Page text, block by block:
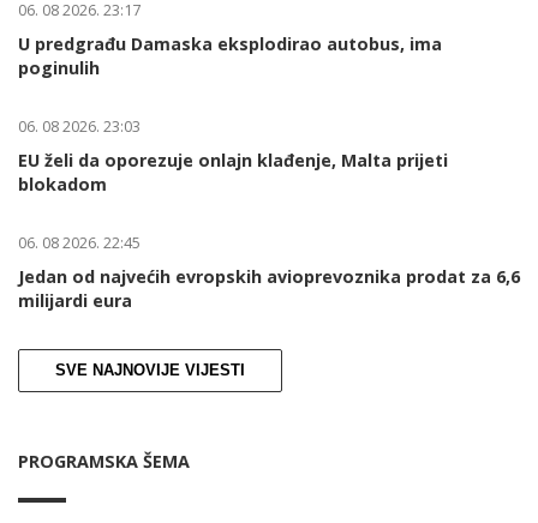
06. 08 2026. 23:17
U predgrađu Damaska eksplodirao autobus, ima
poginulih
06. 08 2026. 23:03
EU želi da oporezuje onlajn klađenje, Malta prijeti
blokadom
06. 08 2026. 22:45
Jedan od najvećih evropskih avioprevoznika prodat za 6,6
milijardi eura
SVE NAJNOVIJE VIJESTI
PROGRAMSKA ŠEMA